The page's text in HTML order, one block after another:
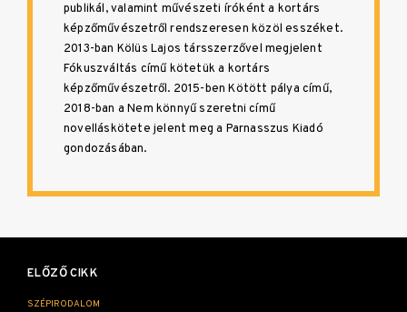
publikál, valamint művészeti íróként a kortárs
képzőművészetről rendszeresen közöl esszéket.
2013-ban Kölüs Lajos társszerzővel megjelent
Fókuszváltás című kötetük a kortárs
képzőművészetről. 2015-ben Kötött pálya című,
2018-ban a Nem könnyű szeretni című
novelláskötete jelent meg a Parnasszus Kiadó
gondozásában.
navigáció
ELŐZŐ CIKK
SZÉPIRODALOM